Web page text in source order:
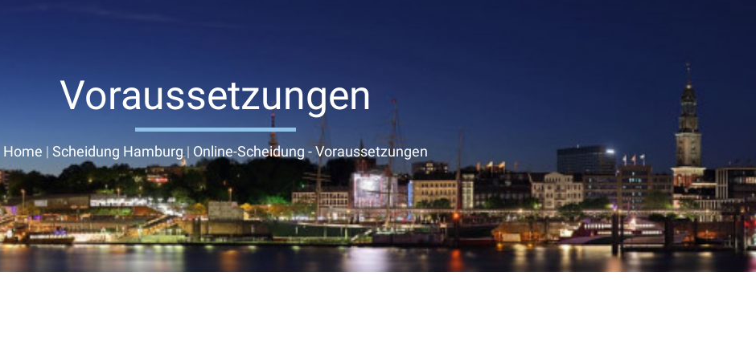
Voraussetzungen
Home | Scheidung Hamburg| Online-Scheidung - Voraussetzungen